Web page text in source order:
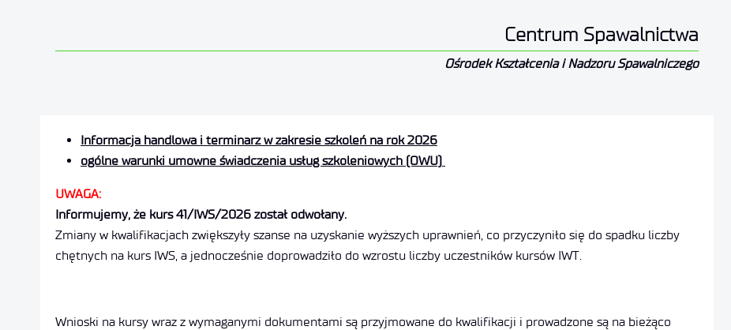
Centrum Spawalnictwa
Ośrodek Kształcenia i Nadzoru Spawalniczego
Informacja handlowa i terminarz w zakresie szkoleń na rok 2026
ogólne warunki umowne świadczenia usług szkoleniowych (OWU)
UWAGA:
Informujemy, że kurs 41/IWS/2026 został odwołany.
Zmiany w kwalifikacjach zwiększyły szanse na uzyskanie wyższych uprawnień, co przyczyniło się do spadku liczby
chętnych na kurs IWS, a jednocześnie doprowadziło do wzrostu liczby uczestników kursów IWT.
Wnioski na kursy wraz z wymaganymi dokumentami są przyjmowane do kwalifikacji i prowadzone są na bieżąco